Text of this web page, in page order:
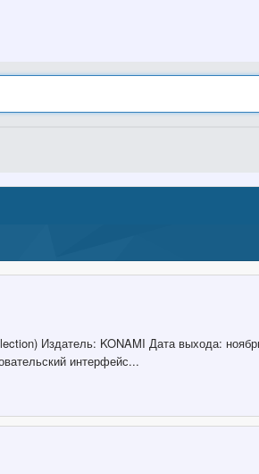
Издатель: KONAMI Дата выхода:
интерфейс...